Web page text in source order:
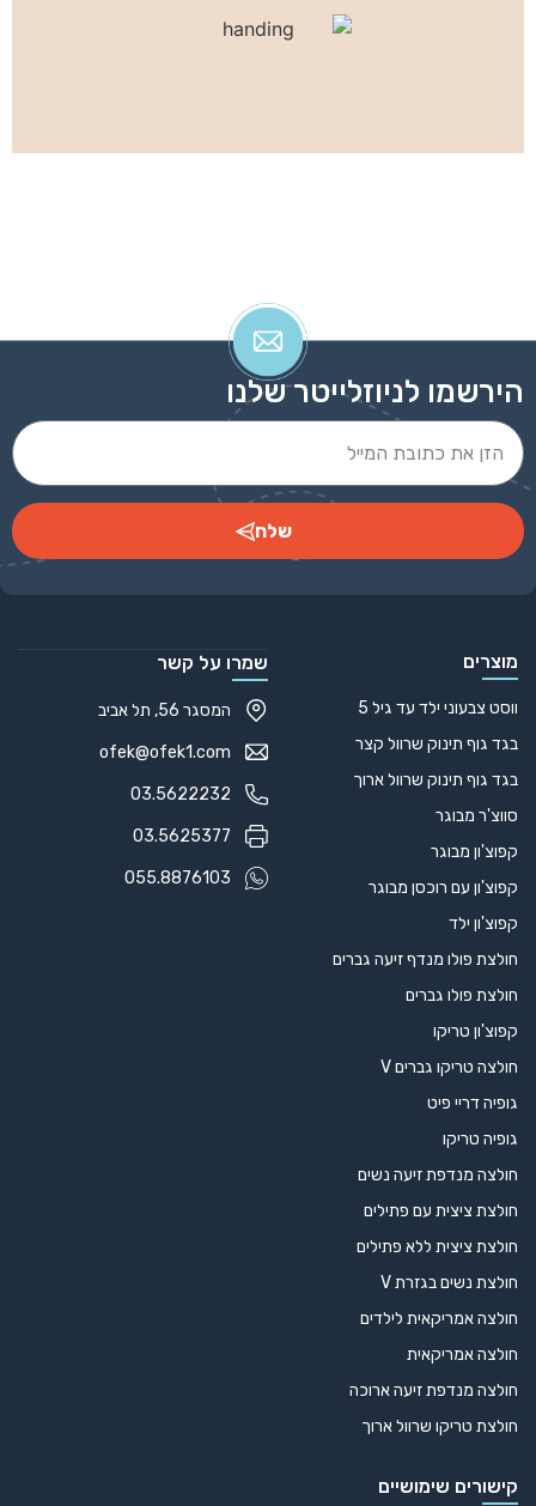
הירשמו לניוזלייטר שלנו
שלח
מוצרים
ווסט צבעוני ילד עד גיל 5
בגד גוף תינוק שרוול קצר
בגד גוף תינוק שרוול ארוך
סווצ'ר מבוגר
קפוצ'ון מבוגר
קפוצ'ון עם רוכסן מבוגר
קפוצ'ון ילד
חולצת פולו מנדף זיעה גברים
חולצת פולו גברים
קפוצ'ון טריקו
חולצה טריקו גברים V
גופיה דריי פיט
גופיה טריקו
חולצה מנדפת זיעה נשים
חולצת ציצית עם פתילים
חולצת ציצית ללא פתילים
חולצת נשים בגזרת V
חולצה אמריקאית לילדים
חולצה אמריקאית
חולצה מנדפת זיעה ארוכה
חולצת טריקו שרוול ארוך
קישורים שימושיים
שמרו על קשר
המסגר 56, תל אביב
ofek@ofek1.com
03.5622232
03.5625377
055.8876103